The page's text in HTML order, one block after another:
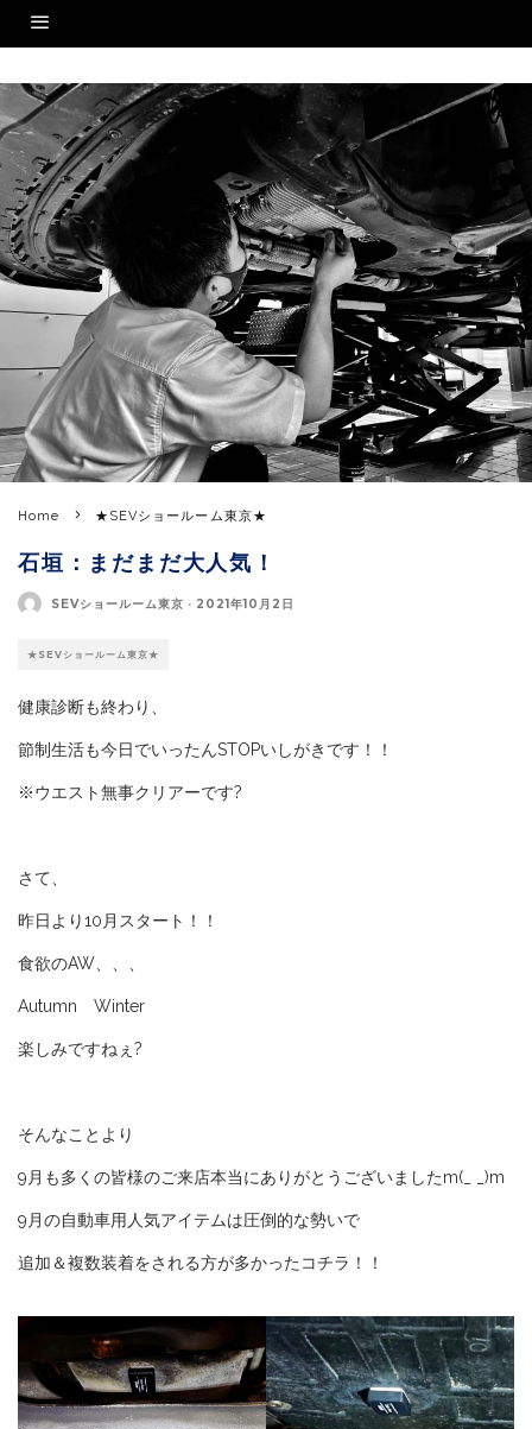
Home ★SEVショールーム東京★
石垣：まだまだ大人気！
SEVショールーム東京 · 2021年10月2日
★SEVショールーム東京★
健康診断も終わり、
節制生活も今日でいったんSTOPいしがきです！！
※ウエスト無事クリアーです?
さて、
昨日より10月スタート！！
食欲のAW、、、
Autumn Winter
楽しみですねぇ?
そんなことより
9月も多くの皆様のご来店本当にありがとうございましたm(_ _)m
9月の自動車用人気アイテムは圧倒的な勢いで
追加＆複数装着をされる方が多かったコチラ！！